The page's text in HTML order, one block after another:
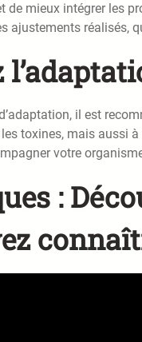
de mieux intégrer les
ajustements réalisés,
il est
toxines, mais aussi
votre
: